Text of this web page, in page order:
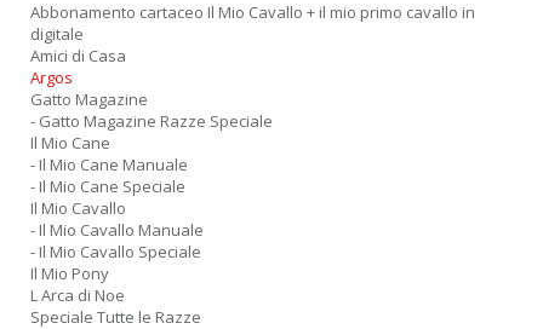
Abbonamento cartaceo Il Mio Cavallo + il mio primo cavallo in
digitale
Amici di Casa
Argos
Gatto Magazine
- Gatto Magazine Razze Speciale
Il Mio Cane
- Il Mio Cane Manuale
- Il Mio Cane Speciale
Il Mio Cavallo
- Il Mio Cavallo Manuale
- Il Mio Cavallo Speciale
Il Mio Pony
L Arca di Noe
Speciale Tutte le Razze